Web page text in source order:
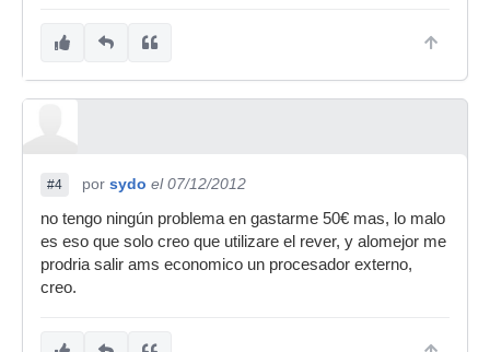
#4 por sydo el 07/12/2012
no tengo ningún problema en gastarme 50€ mas, lo malo
es eso que solo creo que utilizare el rever, y alomejor me
prodria salir ams economico un procesador externo,
creo.